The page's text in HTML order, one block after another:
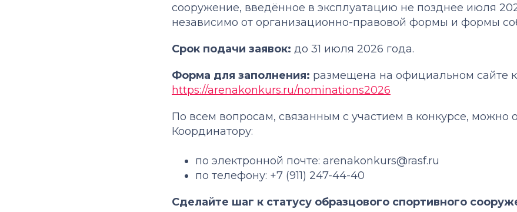
сооружение, введённое в эксплуатацию не позднее июля
независимо от организационно-правовой формы и формы
Срок подачи заявок: до 31 июля 2026 года.
Форма для заполнения: размещена на официальном сайте
https://arenakonkurs.ru/nominations2026
По всем вопросам, связанным с участием в конкурсе, можно
Координатору:
по электронной почте: arenakonkurs@rasf.ru
по телефону: +7 (911) 247-44-40
Сделайте шаг к статусу образцового спортивного